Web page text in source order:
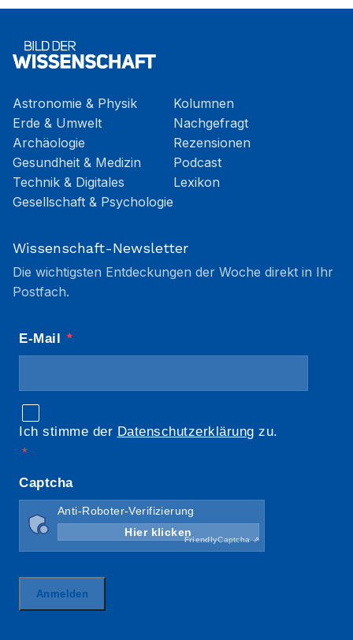
Astronomie & Physik
Erde & Umwelt
Archäologie
Gesundheit & Medizin
Technik & Digitales
Gesellschaft & Psychologie
Kolumnen
Nachgefragt
Rezensionen
Podcast
Lexikon
Wissenschaft-Newsletter
Die wichtigsten Entdeckungen der Woche direkt in Ihr
Postfach.